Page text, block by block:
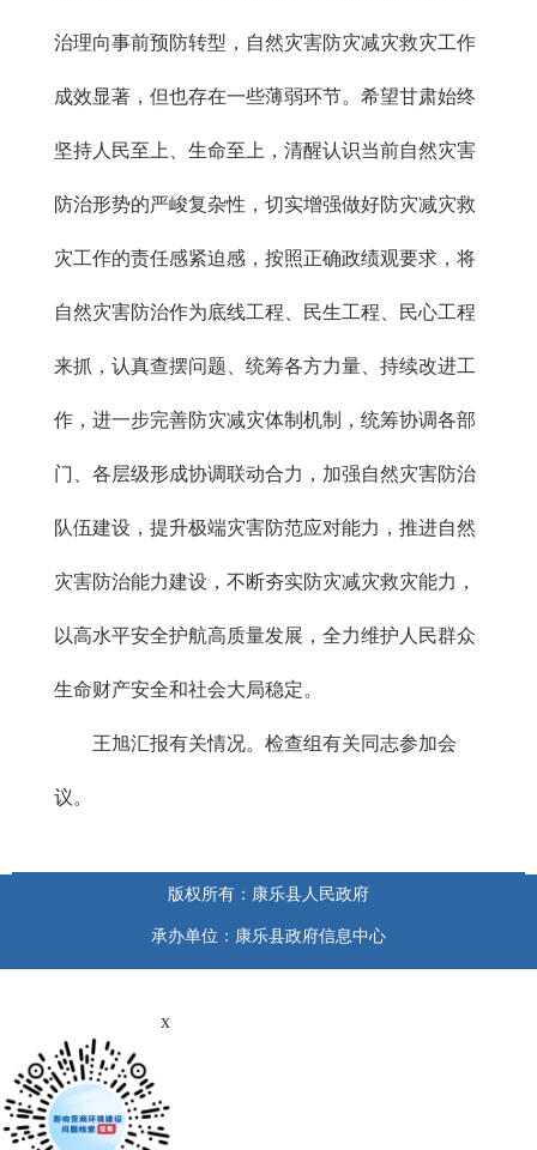
治理向事前预防转型，自然灾害防灾减灾救灾工作
成效显著，但也存在一些薄弱环节。希望甘肃始终
坚持人民至上、生命至上，清醒认识当前自然灾害
防治形势的严峻复杂性，切实增强做好防灾减灾救
灾工作的责任感紧迫感，按照正确政绩观要求，将
自然灾害防治作为底线工程、民生工程、民心工程
来抓，认真查摆问题、统筹各方力量、持续改进工
作，进一步完善防灾减灾体制机制，统筹协调各部
门、各层级形成协调联动合力，加强自然灾害防治
队伍建设，提升极端灾害防范应对能力，推进自然
灾害防治能力建设，不断夯实防灾减灾救灾能力，
以高水平安全护航高质量发展，全力维护人民群众
生命财产安全和社会大局稳定。
王旭汇报有关情况。检查组有关同志参加会
议。
版权所有：康乐县人民政府
承办单位：康乐县政府信息中心
x